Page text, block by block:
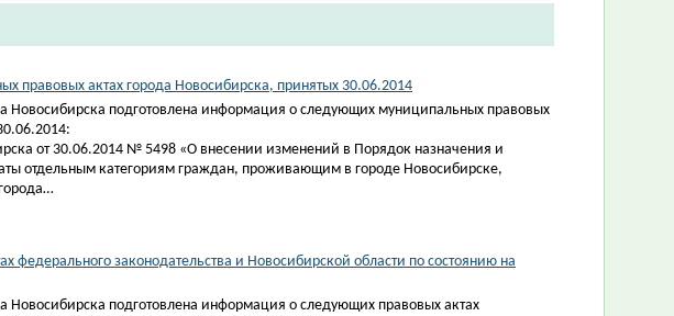
правовых актах города Новосибирска, принятых 30.06.2014
Новосибирска подготовлена информация о следующих муниципальных правовых
от 30.06.2014 № 5498 «О внесении изменений в Порядок назначения и
отдельным категориям граждан, проживающим в городе Новосибирске,
федерального законодательства и Новосибирской области по состоянию на
Новосибирска подготовлена информация о следующих правовых актах